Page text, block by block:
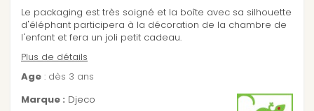
Le packaging est très soigné et la boîte avec sa silhouette
d'éléphant participera à la décoration de la chambre de
l'enfant et fera un joli petit cadeau.
Plus de détails
Age : dès 3 ans
Marque : Djeco